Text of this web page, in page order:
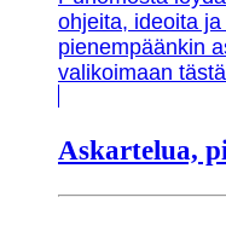
ohjeita, ideoita
pienempäänkin
valikoimaan
Askartelua,